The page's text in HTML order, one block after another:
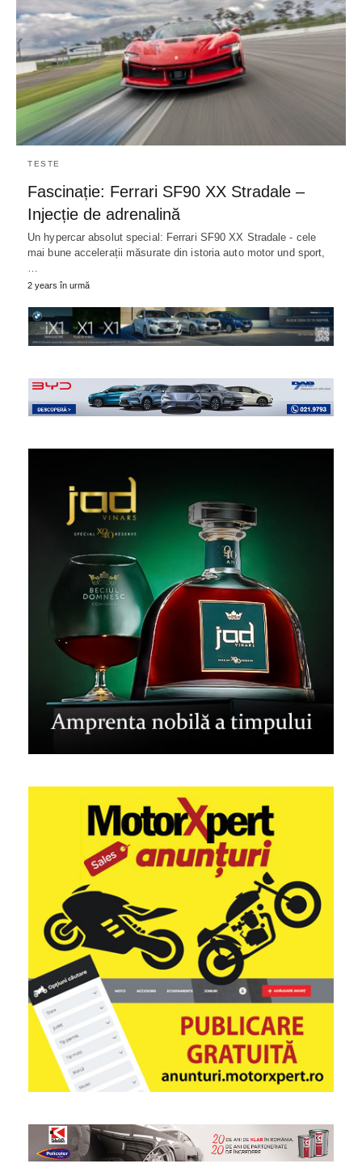
TESTE
Fascinație: Ferrari SF90 XX Stradale –
Injecție de adrenalină
Un hypercar absolut special: Ferrari SF90 XX Stradale - cele
mai bune accelerații măsurate din istoria auto motor und sport,
2 years în urmă